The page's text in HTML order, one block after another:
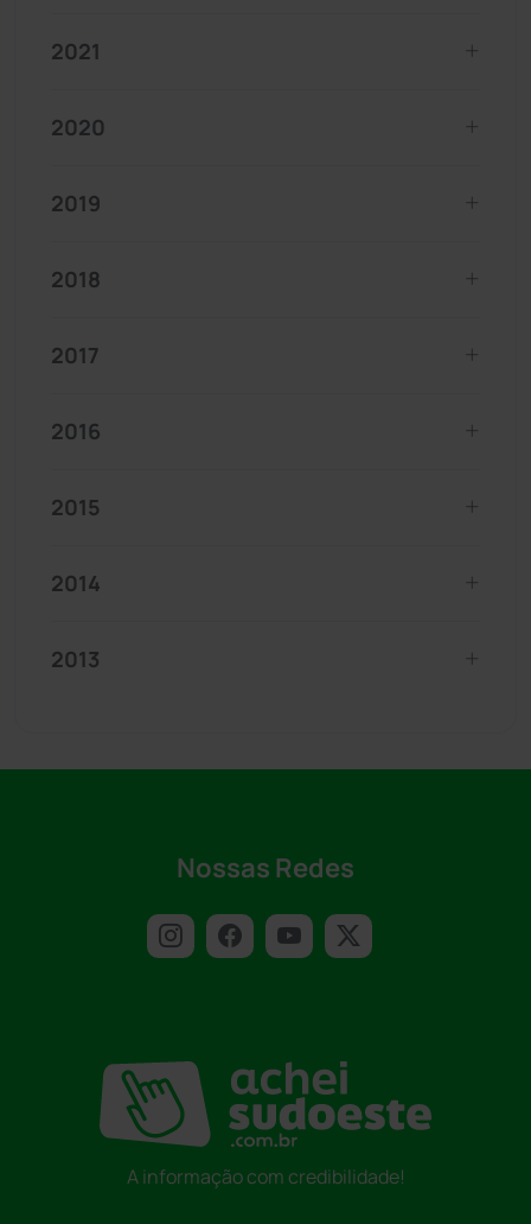
2021
2020
2019
2018
2017
2016
2015
2014
2013
Nossas Redes
A informação com credibilidade!